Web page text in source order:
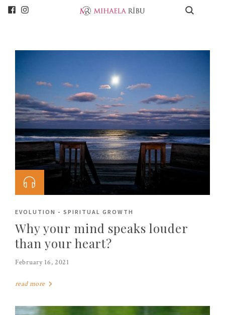
EVOLUTION - SPIRITUAL GROWTH
Why your mind speaks louder
than your heart?
February 16, 2021
read more